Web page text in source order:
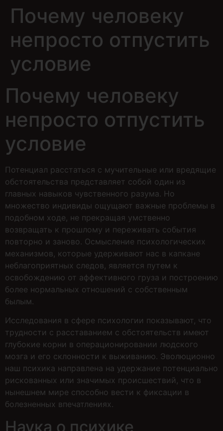
Почему человеку
непросто отпустить
условие
Почему человеку
непросто отпустить
условие
Потенциал расстаться с мучительные или вредящие
обстоятельства представляет собой один из
главных навыков чувственного разума. Но
множество индивиды ощущают важные проблемы в
подобном ходе, не прекращая умственно
возвращать к прошлому и переживать события
повторно и заново. Осмысление психологических
механизмов, которые удерживают нас в капкане
неблагоприятных следов, является путем к
освобождению от аффективного груза и построению
более нормальных отношений с собственным
былым.
Исследования в сфере психологии показывают, что
трудности с расставанием с обстоятельств имеют
глубокие корни в операционировании людского
мозга и его склонности к выживанию. Эволюционно
наш психика направлена на удержание потенциально
рискованных или значимых происшествий, что в
нынешнем мире способно вести к фиксации в
болезненных впечатлениях.
Наука о психике